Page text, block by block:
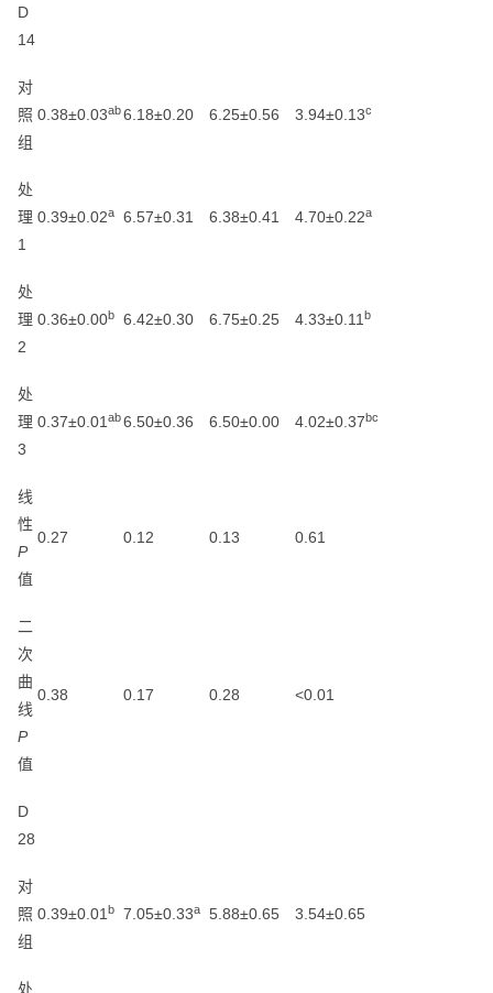
D
14
对
照
组
0.38±0.03ab6.18±0.20 6.25±0.56 3.94±0.13c
处
理
1
0.39±0.02a 6.57±0.31 6.38±0.41 4.70±0.22a
处
理
2
0.36±0.00b 6.42±0.30 6.75±0.25 4.33±0.11b
处
理
3
0.37±0.01ab6.50±0.36 6.50±0.00 4.02±0.37bc
线
性
P
值
0.27 0.12 0.13 0.61
二
次
曲
线
P
值
0.38 0.17 0.28 <0.01
D
28
对
照
组
0.39±0.01b 7.05±0.33a 5.88±0.65 3.54±0.65
处